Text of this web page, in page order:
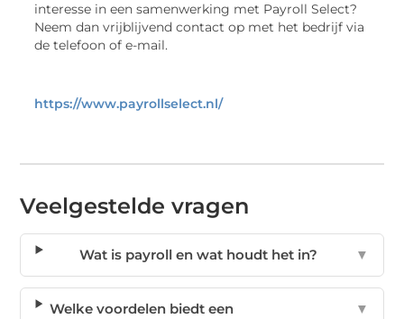
interesse in een samenwerking met Payroll Select?
Neem dan vrijblijvend contact op met het bedrijf via
de telefoon of e-mail.
https://www.payrollselect.nl/
Veelgestelde vragen
Wat is payroll en wat houdt het in? ▼
Welke voordelen biedt een
▼